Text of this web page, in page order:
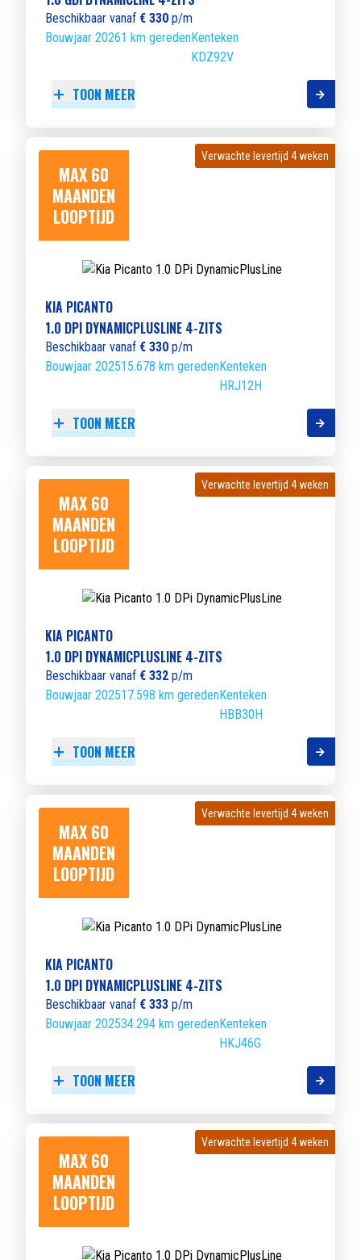
Beschikbaar vanaf € 330 p/m
Bouwjaar 20261 km geredenKenteken
KDZ92V
TOON MEER
MAX 60
MAANDEN
LOOPTIJD
Verwachte levertijd 4 weken
Verwachte levertijd 4 weken
KIA PICANTO
1.0 DPI DYNAMICPLUSLINE 4-ZITS
Beschikbaar vanaf € 330 p/m
Bouwjaar 202515.678 km geredenKenteken
HRJ12H
TOON MEER
MAX 60
MAANDEN
LOOPTIJD
Verwachte levertijd 4 weken
Verwachte levertijd 4 weken
KIA PICANTO
1.0 DPI DYNAMICPLUSLINE 4-ZITS
Beschikbaar vanaf € 332 p/m
Bouwjaar 202517.598 km geredenKenteken
HBB30H
TOON MEER
MAX 60
MAANDEN
LOOPTIJD
Verwachte levertijd 4 weken
Verwachte levertijd 4 weken
KIA PICANTO
1.0 DPI DYNAMICPLUSLINE 4-ZITS
Beschikbaar vanaf € 333 p/m
Bouwjaar 202534.294 km geredenKenteken
HKJ46G
TOON MEER
MAX 60
MAANDEN
LOOPTIJD
Verwachte levertijd 4 weken
Verwachte levertijd 4 weken